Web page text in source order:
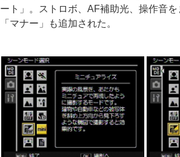
ート」。ストロボ、AF補助光、操作音
「マナー」も追加された。